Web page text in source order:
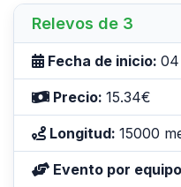
Relevos de 3
Fecha de inicio: 04
Precio: 15.34€
Longitud: 15000
Evento por